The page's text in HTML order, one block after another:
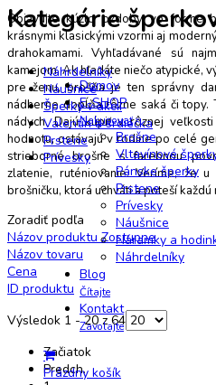
Kategórie
Náhrdelníky
Náušnice
Šperky v akcii
Valentín a srdiečka
Prstene
Prívesky
Domov
E-SHOP
Nakupovať
Brošne
Vltavínové
Pánske šperky
Prstene
Prívesky
Náušnice
Náramky a
Náhrdelníky
Blog
Čítajte
Kontakt
Zavolajte
Prázdny košík
Objavujte kúzlo ozdoby vo forme
krásnymi klasickými vzormi aj
drahokamami. Vyhľadávané sú
kamejom. Ak hľadáte niečo atypické,
pre ženu, brošňa je ten správny
nádherne dopĺňa rôzne saká či topy.
nádych. Dajú kúpiť v rôznej
hodnotu, ostávajú v rodine po celé
strieborné brošne s farebnou
zlatenie, ruténiovanie. Veríme, že
brošničku, ktorá uchváti a poteší každú
Zoradiť podľa
Názov produktu Zostupne
Názov tovaru
Cena
ID produktu
Výsledok 1 - 20 z 64
Začiatok
Predch.